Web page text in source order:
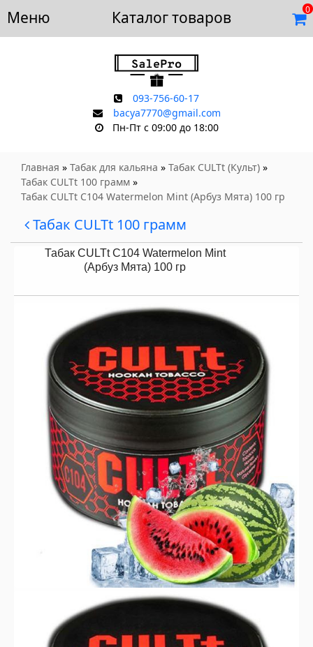
Меню Каталог товаров 0
Доставка и оплата Отзывы Скидки Контакты
093-756-60-17
bacya7770@gmail.com
Пн-Пт с 09:00 до 18:00
Главная » Табак для кальяна » Табак CULTt (Культ) »
Табак CULTt 100 грамм »
Табак CULTt C104 Watermelon Mint (Арбуз Мята) 100 гр
Табак CULTt 100 грамм
Табак CULTt C104 Watermelon Mint
(Арбуз Мята) 100 гр